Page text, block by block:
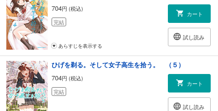
704円 (税込)
完結
カート
試し読み
あらすじを表示する
ひげを剃る。そして女子高生を拾う。 （５）
704円 (税込)
完結
カート
試し読み